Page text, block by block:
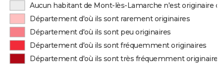
Aucun habitant de Mont-lès-Lamarche n'est originaire
Département d'où ils sont rarement originaires
Département d'où ils sont peu originaires
Département d'où ils sont fréquemment originaires
Département d'où ils sont très fréquemment originaires